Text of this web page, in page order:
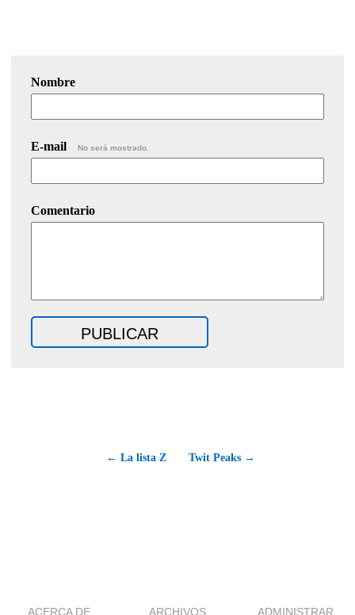
Nombre
E-mail No será mostrado.
Comentario
← La lista Z Twit Peaks →
ACERCA DE ARCHIVOS ADMINISTRAR